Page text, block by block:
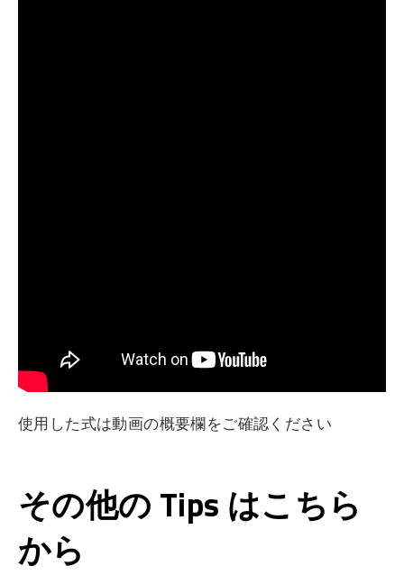
使用した式は動画の概要欄をご確認ください
その他の Tips はこちら
から